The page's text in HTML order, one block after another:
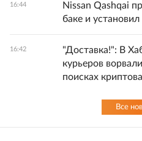
16:44
Nissan Qashqai
баке и
16:42
"Доставка!": В
курьеров
поисках
Все